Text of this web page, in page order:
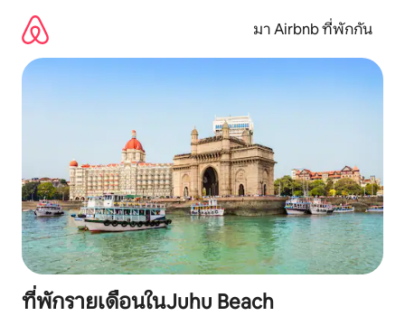
เนื้อหา
มา Airbnb ที่พักกัน
ที่พักรายเดือนในJuhu Beach